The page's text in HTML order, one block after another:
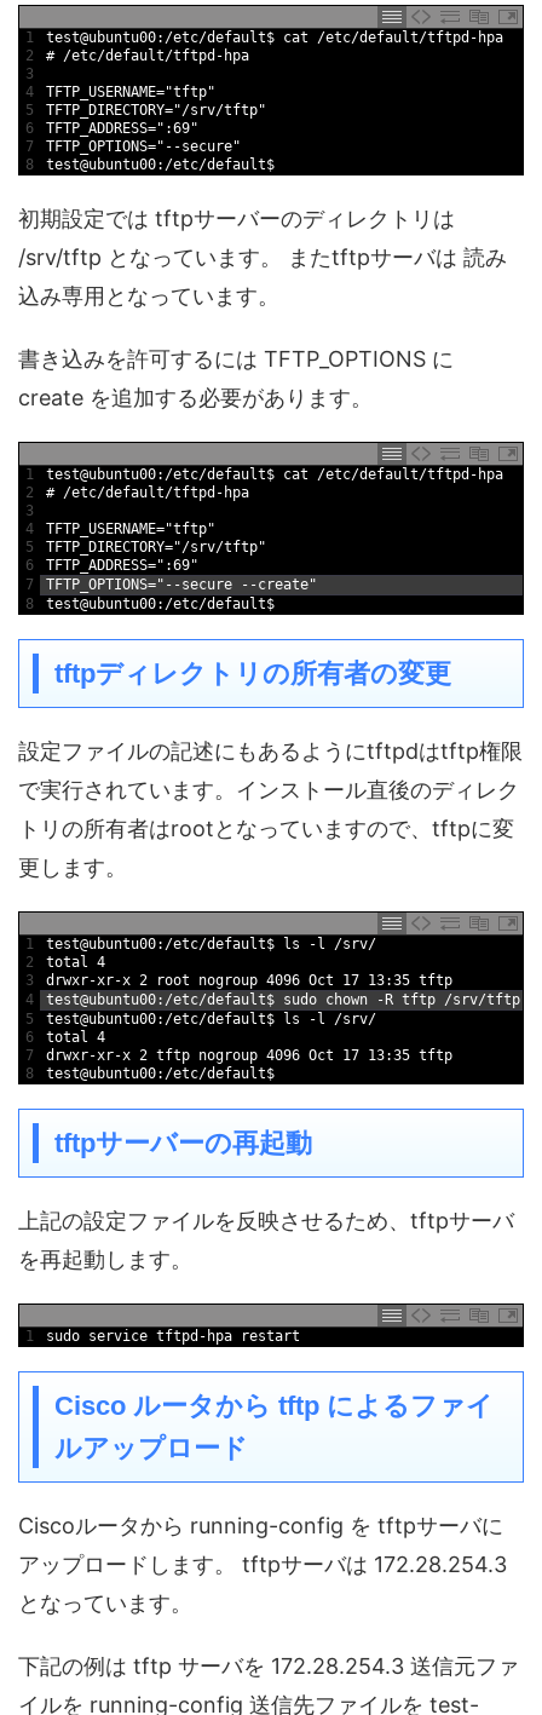
1
2
3
4
5
6
7
8
test@ubuntu00: /etc/default$ cat /etc/default/tftpd - hpa
# /etc/default/tftpd-hpa
TFTP_USERNAME="tftp"
TFTP_DIRECTORY="/srv/tftp"
TFTP_ADDRESS=":69"
TFTP_OPTIONS="--secure"
test@ubuntu00: /etc/default$
初期設定では tftpサーバーのディレクトリは
/srv/tftp となっています。 またtftpサーバは 読み
込み専用となっています。
書き込みを許可するには TFTP_OPTIONS に
create を追加する必要があります。
1
2
3
4
5
6
7
8
test@ubuntu00: /etc/default$ cat /etc/default/tftpd - hpa
# /etc/default/tftpd-hpa
TFTP_USERNAME="tftp"
TFTP_DIRECTORY="/srv/tftp"
TFTP_ADDRESS=":69"
TFTP_OPTIONS="--secure --create"
test@ubuntu00: /etc/default$
tftpディレクトリの所有者の変更
設定ファイルの記述にもあるようにtftpdはtftp権限
で実行されています。インストール直後のディレク
トリの所有者はrootとなっていますので、tftpに変
更します。
1
2
3
4
5
6
7
8
test@ubuntu00: /etc/default$ ls - l /srv/
total 4
drwxr-xr-x 2 root nogroup 4096 Oct 17 13:35 tftp
test@ubuntu00: /etc/default$ sudo chown - R tftp /srv/tftp
test@ubuntu00: /etc/default$ ls - l /srv/
total 4
drwxr-xr-x 2 tftp nogroup 4096 Oct 17 13:35 tftp
test@ubuntu00: /etc/default$
tftpサーバーの再起動
上記の設定ファイルを反映させるため、tftpサーバ
を再起動します。
1 sudo service tftpd - hpa restart
Cisco ルータから tftp によるファイ
ルアップロード
Ciscoルータから running-config を tftpサーバに
アップロードします。 tftpサーバは 172.28.254.3
となっています。
下記の例は tftp サーバを 172.28.254.3 送信元ファ
イルを running-config 送信先ファイルを test-